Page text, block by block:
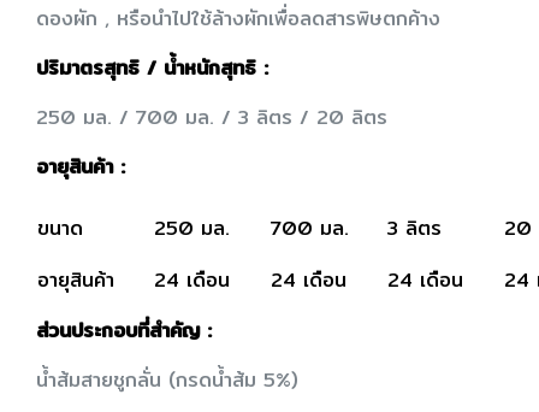
ดองผัก , หรือนำไปใช้ล้างผักเพื่อลดสารพิษตกค้าง
ปริมาตรสุทธิ / น้ำหนักสุทธิ :
250 มล. / 700 มล. / 3 ลิตร / 20 ลิตร
อายุสินค้า :
ขนาด 250 มล. 700 มล. 3 ลิตร
20
อายุสินค้า
24 เดือน 24 เดือน 24 เดือน
24
ส่วนประกอบที่สำคัญ :
น้ำส้มสายชูกลั่น (กรดน้ำส้ม 5%)